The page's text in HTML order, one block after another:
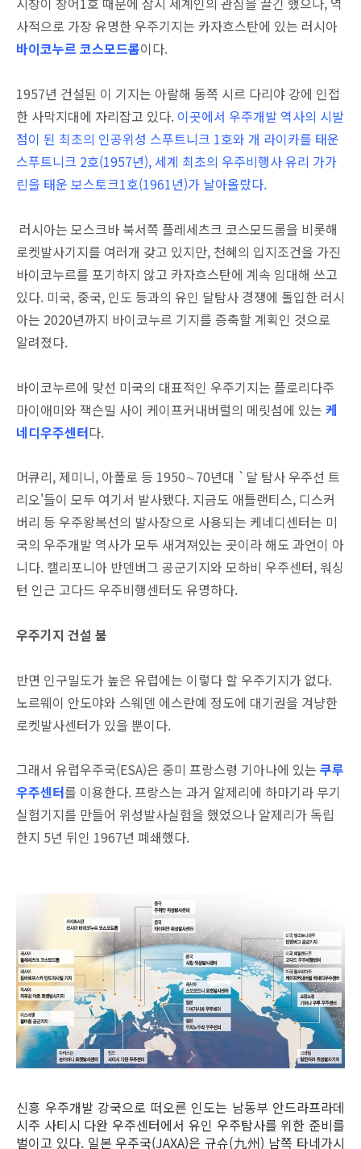
사적으로 가장 유명한 우주기지는 카자흐스탄에 있는 러시아
바이코누르 코스모드롬이다.
1957년 건설된 이 기지는 아랄해 동쪽 시르 다리야 강에 인접
한 사막지대에 자리잡고 있다. 이곳에서 우주개발 역사의 시발
점이 된 최초의 인공위성 스푸트니크 1호와 개 라이카를 태운
스푸트니크 2호(1957년), 세계 최초의 우주비행사 유리 가가
린을 태운 보스토크1호(1961년)가 날아올랐다.
러시아는 모스크바 북서쪽 플레세츠크 코스모드롬을 비롯해
로켓발사기지를 여러개 갖고 있지만, 천혜의 입지조건을 가진
바이코누르를 포기하지 않고 카자흐스탄에 계속 임대해 쓰고
있다. 미국, 중국, 인도 등과의 유인 달탐사 경쟁에 돌입한 러시
아는 2020년까지 바이코누르 기지를 증축할 계획인 것으로
알려졌다.
바이코누르에 맞선 미국의 대표적인 우주기지는 플로리다주
마이애미와 잭슨빌 사이 케이프커내버럴의 메릿섬에 있는 케
네디우주센터다.
머큐리, 제미니, 아폴로 등 1950∼70년대 `달 탐사 우주선 트
리오'들이 모두 여기서 발사됐다. 지금도 애틀랜티스, 디스커
버리 등 우주왕복선의 발사장으로 사용되는 케네디센터는 미
국의 우주개발 역사가 모두 새겨져있는 곳이라 해도 과언이 아
니다. 캘리포니아 반덴버그 공군기지와 모하비 우주센터, 워싱
턴 인근 고다드 우주비행센터도 유명하다.
우주기지 건설 붐
반면 인구밀도가 높은 유럽에는 이렇다 할 우주기지가 없다.
노르웨이 안도야와 스웨덴 에스란예 정도에 대기권을 겨냥한
로켓발사센터가 있을 뿐이다.
그래서 유럽우주국(ESA)은 중미 프랑스령 기아나에 있는 쿠루
우주센터를 이용한다. 프랑스는 과거 알제리에 하마기라 무기
실험기지를 만들어 위성발사실험을 했었으나 알제리가 독립
한지 5년 뒤인 1967년 폐쇄했다.
신흥 우주개발 강국으로 떠오른 인도는 남동부 안드라프라데
시주 사티시 다완 우주센터에서 유인 우주탐사를 위한 준비를
벌이고 있다. 일본 우주국(JAXA)은 규슈(九州) 남쪽 타네가시